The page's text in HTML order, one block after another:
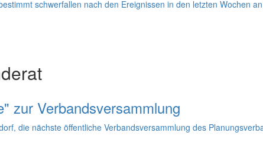
schwerfallen nach den Ereignissen in den letzten Wochen
zur Verbandsversammlung
die nächste öffentliche Verbandsversammlung des